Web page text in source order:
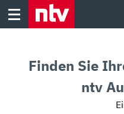
Skip
Finden Sie
ntv